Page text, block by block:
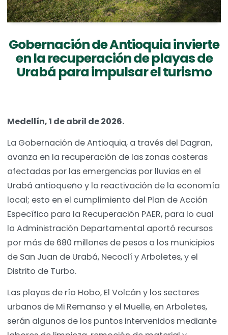
Gobernación de Antioquia invierte
en la recuperación de playas de
Urabá para impulsar el turismo
Medellín, 1 de abril de 2026.
La Gobernación de Antioquia, a través del Dagran,
avanza en la recuperación de las zonas costeras
afectadas por las emergencias por lluvias en el
Urabá antioqueño y la reactivación de la economía
local; esto en el cumplimiento del Plan de Acción
Específico para la Recuperación PAER, para lo cual
la Administración Departamental aportó recursos
por más de 680 millones de pesos a los municipios
de San Juan de Urabá, Necoclí y Arboletes, y el
Distrito de Turbo.
Las playas de río Hobo, El Volcán y los sectores
urbanos de Mi Remanso y el Muelle, en Arboletes,
serán algunos de los puntos intervenidos mediante